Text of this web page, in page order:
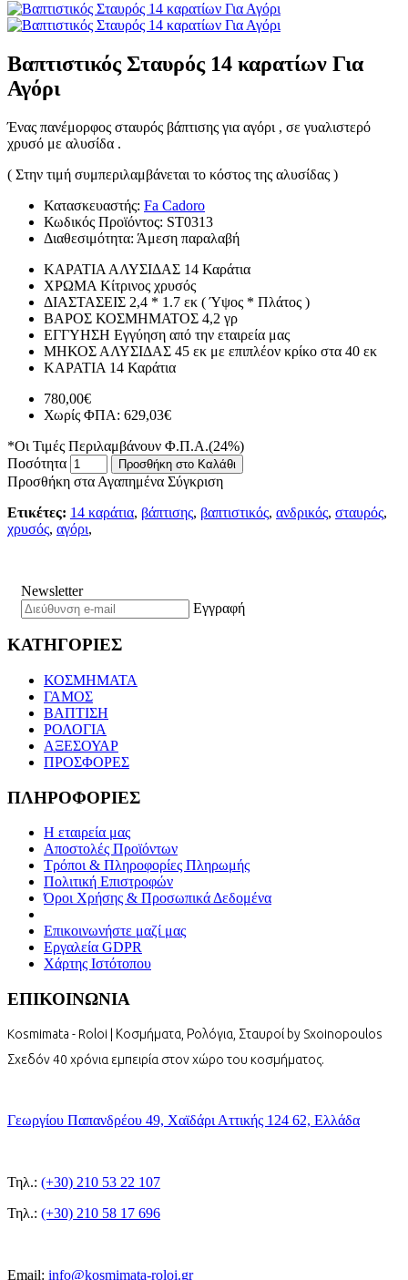
Βαπτιστικός Σταυρός 14 καρατίων Για
Αγόρι
Ένας πανέμορφος σταυρός βάπτισης για αγόρι , σε γυαλιστερό
χρυσό με αλυσίδα .
( Στην τιμή συμπεριλαμβάνεται το κόστος της αλυσίδας )
Κατασκευαστής: Fa Cadoro
Κωδικός Προϊόντος: ST0313
Διαθεσιμότητα: Άμεση παραλαβή
ΚΑΡΑΤΙΑ ΑΛΥΣΙΔΑΣ 14 Καράτια
ΧΡΩΜΑ Κίτρινος χρυσός
ΔΙΑΣΤΑΣΕΙΣ 2,4 * 1.7 εκ ( Ύψος * Πλάτος )
ΒΑΡΟΣ ΚΟΣΜΗΜΑΤΟΣ 4,2 γρ
ΕΓΓΥΗΣΗ Εγγύηση από την εταιρεία μας
ΜΗΚΟΣ ΑΛΥΣΙΔΑΣ 45 εκ με επιπλέον κρίκο στα 40 εκ
ΚΑΡΑΤΙΑ 14 Καράτια
780,00€
Χωρίς ΦΠΑ: 629,03€
*Οι Τιμές Περιλαμβάνουν Φ.Π.Α.(24%)
Ποσότητα
Προσθήκη στο Καλάθι
Προσθήκη στα Αγαπημένα Σύγκριση
Ετικέτες: 14 καράτια, βάπτισης, βαπτιστικός, ανδρικός, σταυρός,
χρυσός, αγόρι,
Newsletter
Εγγραφή
ΚΑΤΗΓΟΡΙΕΣ
ΚΟΣΜΗΜΑΤΑ
ΓΑΜΟΣ
ΒΑΠΤΙΣΗ
ΡΟΛΟΓΙΑ
ΑΞΕΣΟΥΑΡ
ΠΡΟΣΦΟΡΕΣ
ΠΛΗΡΟΦΟΡΙΕΣ
Η εταιρεία μας
Αποστολές Προϊόντων
Τρόποι & Πληροφορίες Πληρωμής
Πολιτική Επιστροφών
Όροι Χρήσης & Προσωπικά Δεδομένα
Επικοινωνήστε μαζί μας
Εργαλεία GDPR
Χάρτης Ιστότοπου
ΕΠΙΚΟΙΝΩΝΙΑ
Kosmimata - Roloi | Κοσμήματα, Ρολόγια, Σταυροί by Sxoinopoulos
Σχεδόν 40 χρόνια εμπειρία στον χώρο του κοσμήματος.
Γεωργίου Παπανδρέου 49, Χαϊδάρι Αττικής 124 62, Ελλάδα
Τηλ.: (+30) 210 53 22 107
Τηλ.: (+30) 210 58 17 696
Email: info@kosmimata-roloi.gr